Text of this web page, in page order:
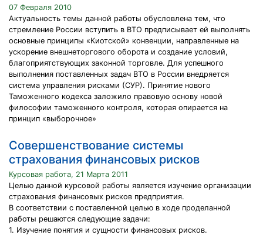
07 Февраля 2010
Актуальность темы данной работы обусловлена тем, что
стремление России вступить в ВТО предписывает ей выполнять
основные принципы «Киотской» конвенции, направленные на
ускорение внешнеторгового оборота и создание условий,
благоприятствующих законной торговле. Для успешного
выполнения поставленных задач ВТО в России внедряется
система управления рисками (СУР). Принятие нового
Таможенного кодекса заложило правовую основу новой
философии таможенного контроля, которая опирается на
принцип «выборочное»
Совершенствование системы
страхования финансовых рисков
Курсовая работа, 21 Марта 2011
Целью данной курсовой работы является изучение организации
страхования финансовых рисков предприятия.
В соответствии с поставленной целью в ходе проделанной
работы решаются следующие задачи:
1. Изучение понятия и сущности финансовых рисков.